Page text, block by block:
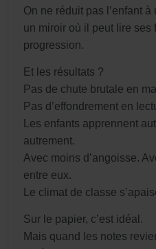
On ne réduit pas l’enfant
un miroir où il peut lire ses
progression.
Et les résultats ?
Pas de chute brutale en
Pas d’effondrement en
Les enfants apprennent
autrement.
Avec moins d’angoisse.
entre eux.
Le climat de classe
Sur le papier, c’est idéal.
Mais quand les notes